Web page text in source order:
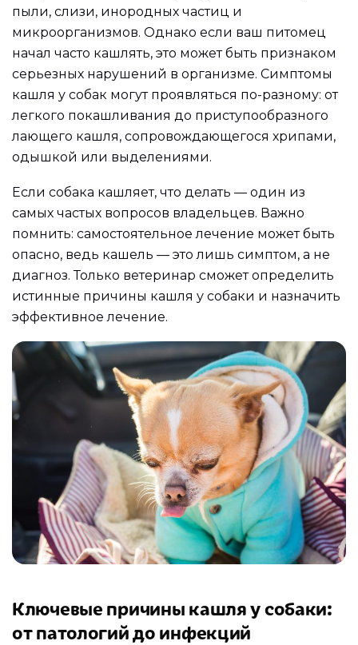
пыли, слизи, инородных частиц и
микроорганизмов. Однако если ваш питомец
начал часто кашлять, это может быть признаком
серьезных нарушений в организме. Симптомы
кашля у собак могут проявляться по-разному: от
легкого покашливания до приступообразного
лающего кашля, сопровождающегося хрипами,
одышкой или выделениями.
Если собака кашляет, что делать — один из
самых частых вопросов владельцев. Важно
помнить: самостоятельное лечение может быть
опасно, ведь кашель — это лишь симптом, а не
диагноз. Только ветеринар сможет определить
истинные причины кашля у собаки и назначить
эффективное лечение.
Ключевые причины кашля у собаки:
от патологий до инфекций